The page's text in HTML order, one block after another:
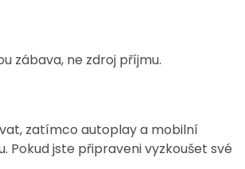
zábava, ne zdroj příjmu.
zatímco autoplay a mobilní
Pokud jste připraveni vyzkoušet své